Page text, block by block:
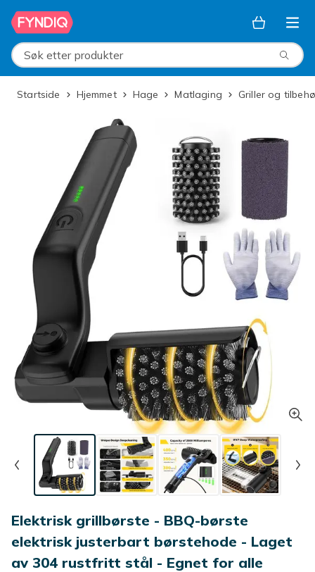
Hopp til hovedinnhold
Søk etter produkter
Startside Hjemmet Hage Matlaging Griller og
Elektrisk grillbørste - BBQ-børste
elektrisk justerbart børstehode - Laget
av 304 rustfritt stål - Egnet for alle